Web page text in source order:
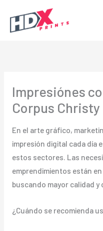
contenido
Impresiónes
Corpus Christy
En el arte gráfico,
impresión digital cada día
estos sectores. Las
emprendimientos están
buscando mayor calidad y
¿Cuándo se recomienda